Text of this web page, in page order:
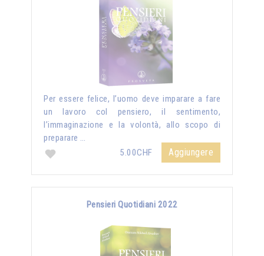
Per essere felice, l’uomo deve imparare a fare
un lavoro col pensiero, il sentimento,
l’immaginazione e la volontà, allo scopo di
preparare …
5.00CHF
Aggiungere
Pensieri Quotidiani 2022